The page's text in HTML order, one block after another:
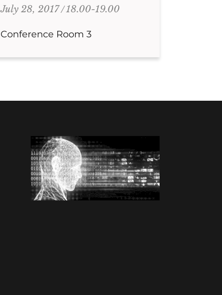
July 28, 2017
18.00-19.00
Conference Room 3